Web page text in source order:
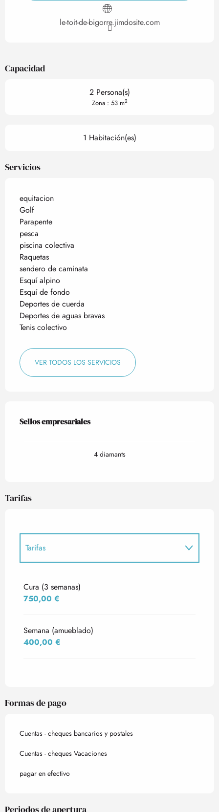
le-toit-de-bigorre.jimdosite.com
Capacidad
2 Persona(s)
Zona : 53 m2
1 Habitación(es)
Servicios
equitacion
Golf
Parapente
pesca
piscina colectiva
Raquetas
sendero de caminata
Esquí alpino
Esquí de fondo
Deportes de cuerda
Deportes de aguas bravas
Tenis colectivo
VER TODOS LOS SERVICIOS
Oferta de prestaciones
Sellos empresariales
Sellos empresariales
4 diamants
Tarifas
Tarifas
Cura (3 semanas)
750,00 €
Semana (amueblado)
400,00 €
Formas de pago
Cuentas - cheques bancarios y postales
Cuentas - cheques Vacaciones
pagar en efectivo
Periodos de apertura